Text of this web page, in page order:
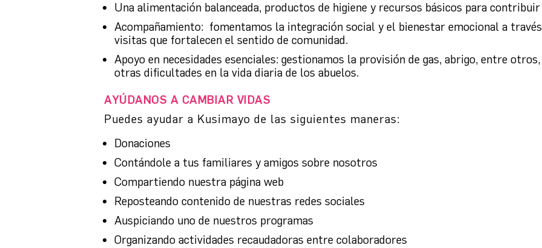
Una alimentación balanceada, productos de higiene y recursos básicos para
Acompañamiento: fomentamos la integración social y el bienestar emocional a
visitas que fortalecen el sentido de comunidad.
Apoyo en necesidades esenciales: gestionamos la provisión de gas, abrigo, entre
otras dificultades en la vida diaria de los abuelos.
AYÚDANOS A CAMBIAR VIDAS
Puedes ayudar a Kusimayo de las siguientes maneras:
Donaciones
Contándole a tus familiares y amigos sobre nosotros
Compartiendo nuestra página web
Reposteando contenido de nuestras redes sociales
Auspiciando uno de nuestros programas
Organizando actividades recaudadoras entre colaboradores